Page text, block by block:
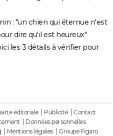
: "un chien qui éternue n'est
dire qu'il est heureux"
les 3 détails à vérifier pour
éditoriale Publicité
Contact
Données personnelles
Mentions légales
Groupe Figaro